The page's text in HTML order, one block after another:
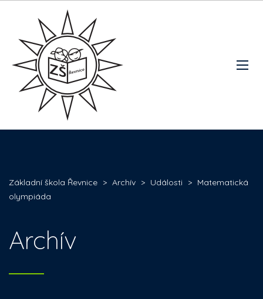
Základní škola Řevnice > Archív > Události > Matematická
olympiáda
Archív